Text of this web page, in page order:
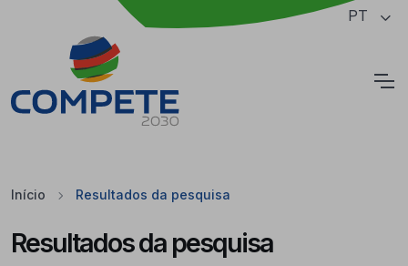
Saltar para o conteúdo principal da página PT
Início Resultados da pesquisa
Resultados da pesquisa